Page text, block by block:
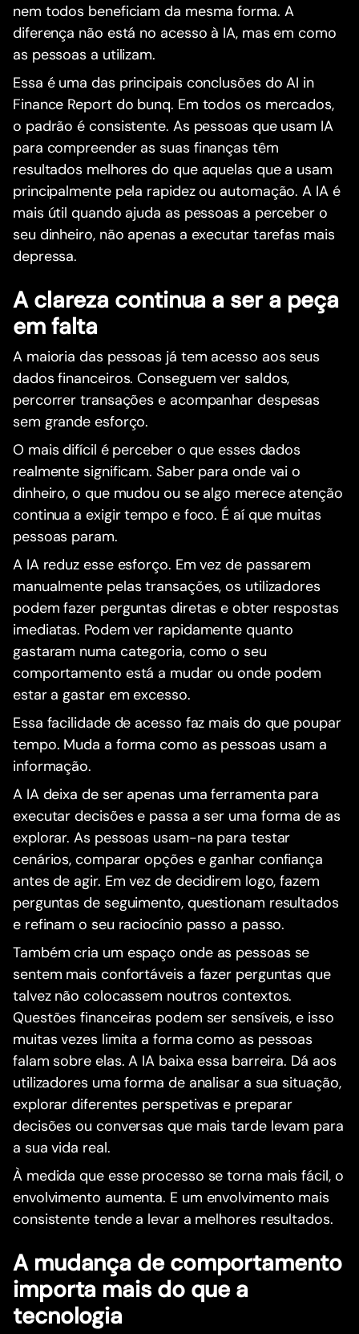
nem todos beneficiam da mesma forma. A
diferença não está no acesso à IA, mas em como
as pessoas a utilizam.
Essa é uma das principais conclusões do AI in
Finance Report do bunq. Em todos os mercados,
o padrão é consistente. As pessoas que usam IA
para compreender as suas finanças têm
resultados melhores do que aquelas que a usam
principalmente pela rapidez ou automação. A IA é
mais útil quando ajuda as pessoas a perceber o
seu dinheiro, não apenas a executar tarefas mais
depressa.
A clareza continua a ser a peça
em falta
A maioria das pessoas já tem acesso aos seus
dados financeiros. Conseguem ver saldos,
percorrer transações e acompanhar despesas
sem grande esforço.
O mais difícil é perceber o que esses dados
realmente significam. Saber para onde vai o
dinheiro, o que mudou ou se algo merece atenção
continua a exigir tempo e foco. É aí que muitas
pessoas param.
A IA reduz esse esforço. Em vez de passarem
manualmente pelas transações, os utilizadores
podem fazer perguntas diretas e obter respostas
imediatas. Podem ver rapidamente quanto
gastaram numa categoria, como o seu
comportamento está a mudar ou onde podem
estar a gastar em excesso.
Essa facilidade de acesso faz mais do que poupar
tempo. Muda a forma como as pessoas usam a
informação.
A IA deixa de ser apenas uma ferramenta para
executar decisões e passa a ser uma forma de as
explorar. As pessoas usam-na para testar
cenários, comparar opções e ganhar confiança
antes de agir. Em vez de decidirem logo, fazem
perguntas de seguimento, questionam resultados
e refinam o seu raciocínio passo a passo.
Também cria um espaço onde as pessoas se
sentem mais confortáveis a fazer perguntas que
talvez não colocassem noutros contextos.
Questões financeiras podem ser sensíveis, e isso
muitas vezes limita a forma como as pessoas
falam sobre elas. A IA baixa essa barreira. Dá aos
utilizadores uma forma de analisar a sua situação,
explorar diferentes perspetivas e preparar
decisões ou conversas que mais tarde levam para
a sua vida real.
À medida que esse processo se torna mais fácil, o
envolvimento aumenta. E um envolvimento mais
consistente tende a levar a melhores resultados.
A mudança de comportamento
importa mais do que a
tecnologia